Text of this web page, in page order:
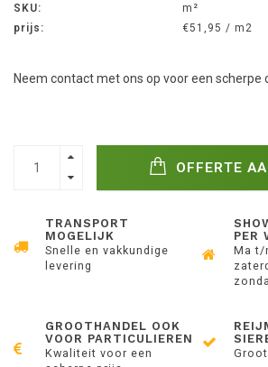
SKU:
m²
prijs:
€51,95 / m2
Neem contact met ons op voor een scherpe
OFFERTE
TRANSPORT
MOGELIJK
Snelle en vakkundige
levering
PER
Ma t/
GROOTHANDEL OOK
VOOR PARTICULIEREN
Kwaliteit voor een